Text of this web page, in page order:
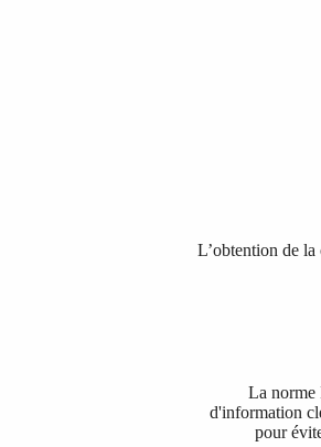
L’obtention de
La norme
d'information
pour